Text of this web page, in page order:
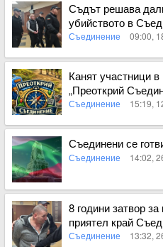
Съдът решава
убийството в
намалена присъда
Съединение 09:00,
Вижте пълното съдържание
Канят участници в
„Преоткрий
Съединение 15:19,
Вижте пълното съдържание
Съединени се
Съединение 14:02,
8 години затвор
приятел край
Съединение 13:32,